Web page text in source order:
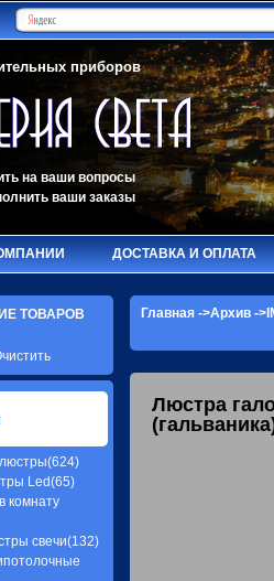
приборов
на ваши вопросы
ваши заказы
ДОСТАВКА И ОПЛАТА
Главная ->Архив -
Люстра
ТОВАРОВ
Led(65)
комнату
свечи(132)